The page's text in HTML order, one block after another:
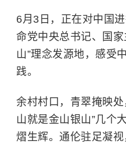
6月3日，正在对中国
命党中央总书记、国
山”理念发源地，感受
践。
余村村口，青翠掩映
山就是金山银山”几个
熠生辉。通伦驻足凝视